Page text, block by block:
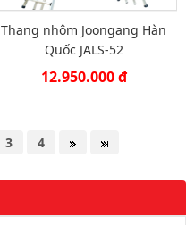
Thang nhôm Joongang Hàn
Quốc JALS-52
12.950.000 đ
3 4